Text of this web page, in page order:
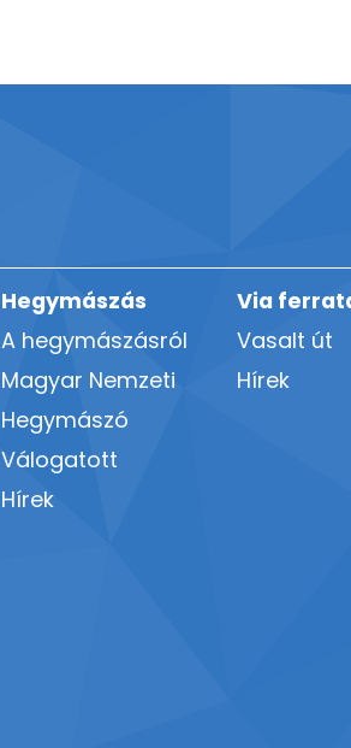
Hegymászás
A hegymászásról
Magyar Nemzeti
Hegymászó
Válogatott
Hírek
Via
Vasalt út
Hírek